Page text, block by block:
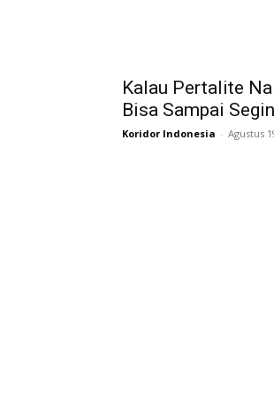
Kalau Pertalite
Bisa Sampai
Koridor Indonesia - Agustus